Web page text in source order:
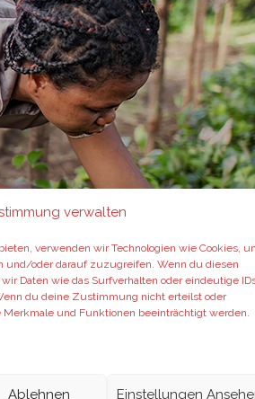
verwalten
verwenden wir Technologien wie Cookies,
und/oder darauf zuzugreifen. Wenn du diesen
Daten wie das Surfverhalten oder eindeutige
du deine Zustimmung nicht erteilst oder
und Funktionen beeinträchtigt werden.
Ablehnen Einstellungen
arbeiten,
Bestandteilen